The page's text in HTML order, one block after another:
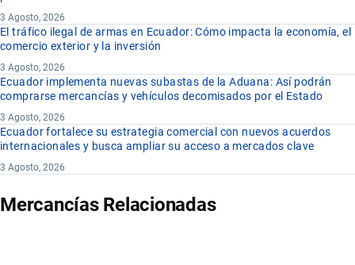
3 Agosto, 2026
El tráfico ilegal de armas en Ecuador: Cómo impacta la economía, el
comercio exterior y la inversión
3 Agosto, 2026
Ecuador implementa nuevas subastas de la Aduana: Así podrán
comprarse mercancías y vehículos decomisados por el Estado
3 Agosto, 2026
Ecuador fortalece su estrategia comercial con nuevos acuerdos
internacionales y busca ampliar su acceso a mercados clave
3 Agosto, 2026
Mercancías Relacionadas